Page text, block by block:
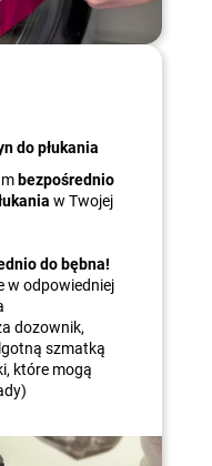
do płukania
bezpośrednio
w Twojej
do bębna!
w odpowiedniej
dozownik,
szmatką
które mogą